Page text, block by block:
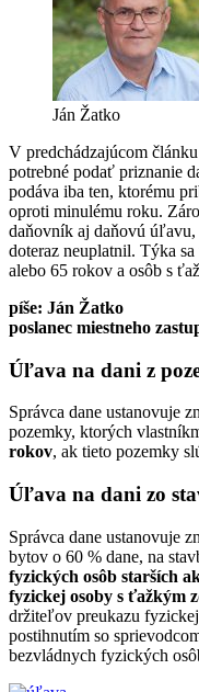
Ján Žatko
V predchádzajúcom
potrebné podať priznanie
podáva iba ten, ktorému
oproti minulému roku.
daňovník aj daňovú úľavu,
doteraz neuplatnil. Týka
alebo 65 rokov a osôb s
píše: Ján Žatko
poslanec miestneho
Úľava na dani z
Správca dane ustanovuje
pozemky, ktorých
rokov, ak tieto pozemky
Úľava na dani zo
Správca dane ustanovuje
bytov o 60 % dane, na
fyzických osôb starších
fyzickej osoby s ťažkým
držiteľov preukazu
postihnutím so
bezvládnych fyzických